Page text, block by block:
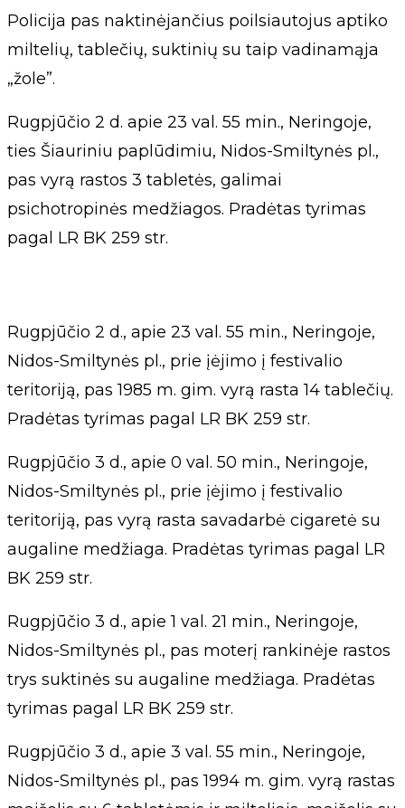
Policija pas naktinėjančius poilsiautojus aptiko
miltelių, tablečių, suktinių su taip vadinamąja
„žole”.
Rugpjūčio 2 d. apie 23 val. 55 min., Neringoje,
ties Šiauriniu paplūdimiu, Nidos-Smiltynės pl.,
pas vyrą rastos 3 tabletės, galimai
psichotropinės medžiagos. Pradėtas tyrimas
pagal LR BK 259 str.
Rugpjūčio 2 d., apie 23 val. 55 min., Neringoje,
Nidos-Smiltynės pl., prie įėjimo į festivalio
teritoriją, pas 1985 m. gim. vyrą rasta 14 tablečių.
Pradėtas tyrimas pagal LR BK 259 str.
Rugpjūčio 3 d., apie 0 val. 50 min., Neringoje,
Nidos-Smiltynės pl., prie įėjimo į festivalio
teritoriją, pas vyrą rasta savadarbė cigaretė su
augaline medžiaga. Pradėtas tyrimas pagal LR
BK 259 str.
Rugpjūčio 3 d., apie 1 val. 21 min., Neringoje,
Nidos-Smiltynės pl., pas moterį rankinėje rastos
trys suktinės su augaline medžiaga. Pradėtas
tyrimas pagal LR BK 259 str.
Rugpjūčio 3 d., apie 3 val. 55 min., Neringoje,
Nidos-Smiltynės pl., pas 1994 m. gim. vyrą rastas